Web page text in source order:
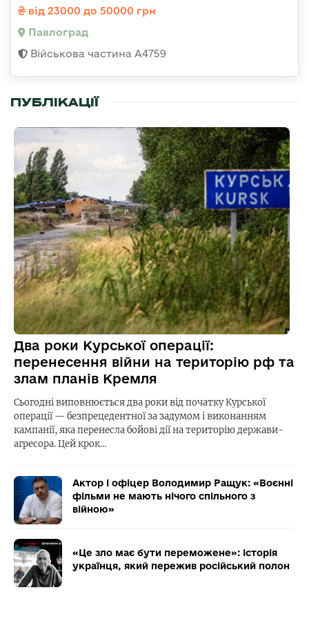
від 23000 до 50000 грн
Павлоград
Військова частина А4759
ПУБЛІКАЦІЇ
Два роки Курської операції:
перенесення війни на територію рф та
злам планів Кремля
Сьогодні виповнюється два роки від початку Курської
операції — безпрецедентної за задумом і виконанням
кампанії, яка перенесла бойові дії на територію держави-
агресора. Цей крок…
Актор і офіцер Володимир Ращук: «Воєнні
фільми не мають нічого спільного з
війною»
«Це зло має бути переможене»: історія
українця, який пережив російський полон